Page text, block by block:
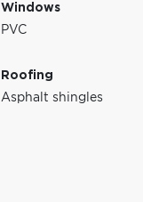
Windows
PVC
Roofing
Asphalt shingles